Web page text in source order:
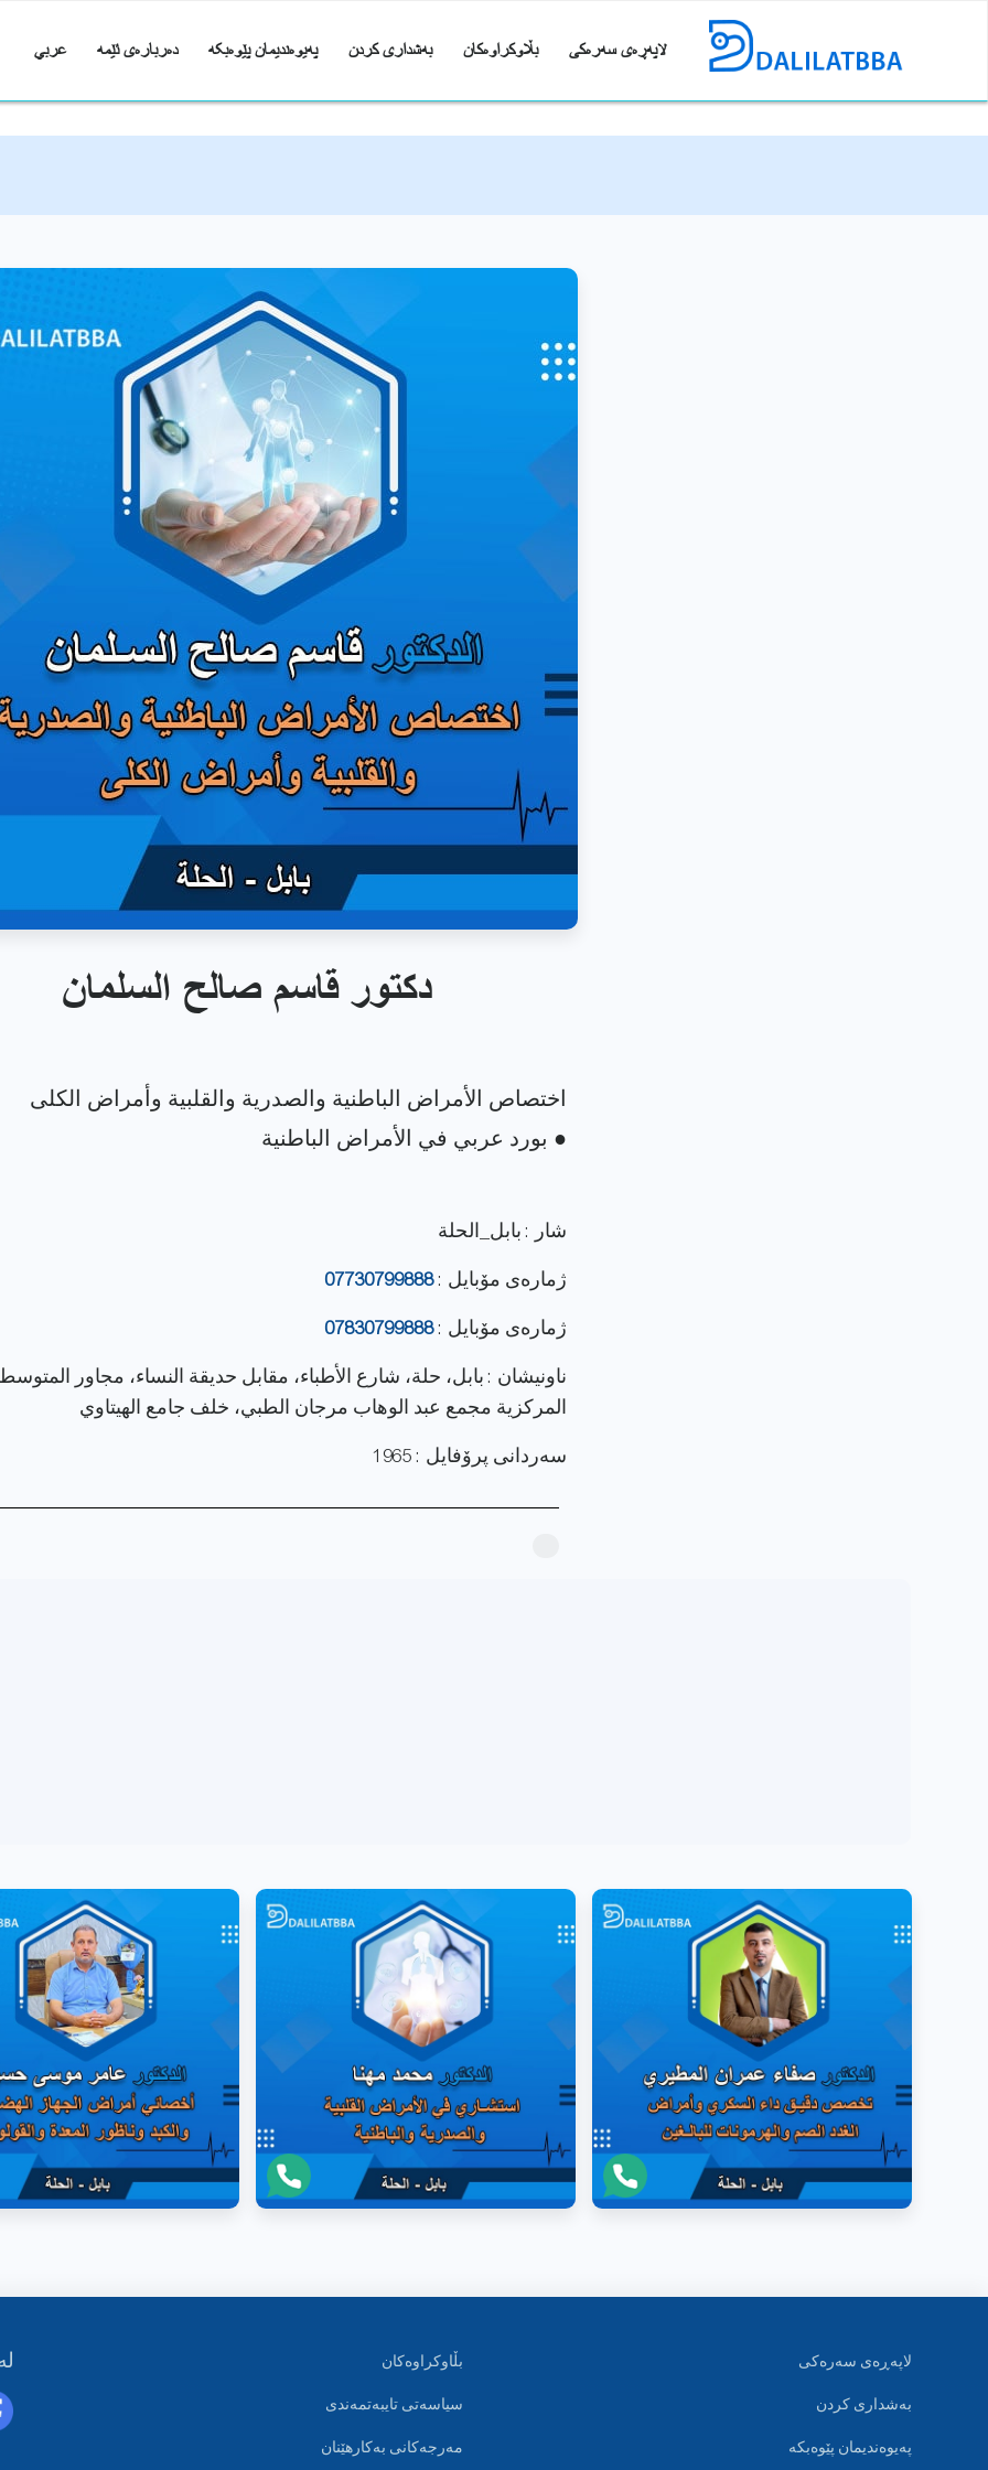
لاپەڕەی سەرەکی بڵاوکراوەکان بەشداری کردن پەیوەندیمان پێوەبکە دەربارەی ئێمە عربي
دكتور قاسم صالح السلمان
شار : بابل_الحلة
ژماره‌ی مۆبایل :07730799888
ژماره‌ی مۆبایل :07830799888
ناونيشان : بابل، حلة، شارع الأطباء، مقابل حديقة النساء، مجاور
المركزية مجمع عبد الوهاب مرجان الطبي، خلف جامع الهيتاوي
سەردانی پرۆفایل : 1965
لاپەڕەی سەرەکی
بەشداری کردن
پەیوەندیمان پێوەبکە
بڵاوکراوەکان
سیاسەتی تایبەتمەندی
مەرجەکانی بەکارهێنان